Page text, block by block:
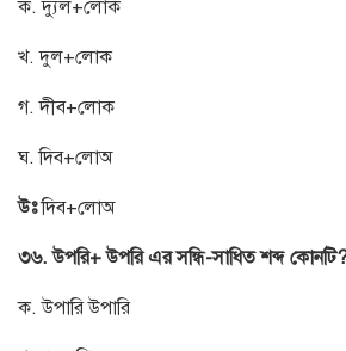
ক. দ্যুল+লোক
খ. দুল+লোক
গ. দীব+লোক
ঘ. দিব+লোঅ
উঃদিব+লোঅ
৩৬. উপরি+ উপরি এর সন্ধি-সাধিত শব্দ
ক. উপারি উপারি